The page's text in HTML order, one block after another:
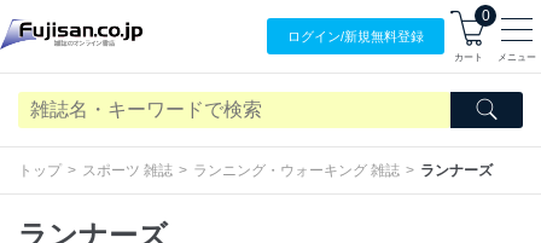
ログイン/新規無料登録
0
カート メニュー
トップ スポーツ 雑誌 ランニング・ウォーキング 雑誌 ランナーズ
ランナーズ